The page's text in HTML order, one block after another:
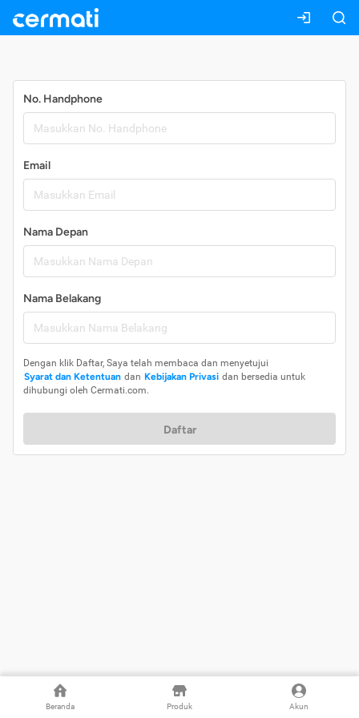
Beranda Produk Akun
No. Handphone
Email
Nama Depan
Nama Belakang
Dengan klik Daftar, Saya telah membaca dan menyetujui
Syarat dan Ketentuan dan Kebijakan Privasi dan bersedia untuk
dihubungi oleh Cermati.com.
Daftar